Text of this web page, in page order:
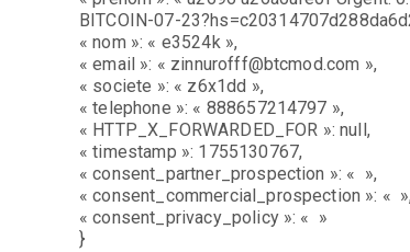
BITCOIN-07-
« nom »: « e3524k »,
« email »: « zinnurofff@btcmod.com »,
« societe »: « z6x1dd »,
« telephone »: « 888657214797 »,
« HTTP_X_FORWARDED_FOR »: null,
« timestamp »: 1755130767,
« consent_partner_prospection »: « »,
« consent_commercial_prospection »: «
« consent_privacy_policy »: « »
}